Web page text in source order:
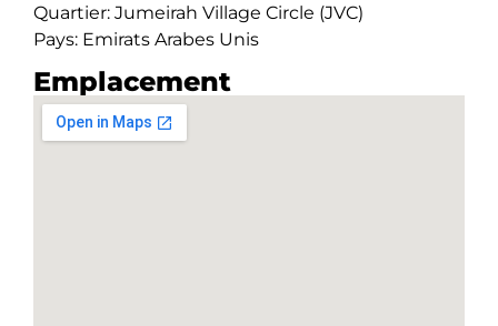
Quartier: Jumeirah Village Circle (JVC)
Pays: Emirats Arabes Unis
Emplacement